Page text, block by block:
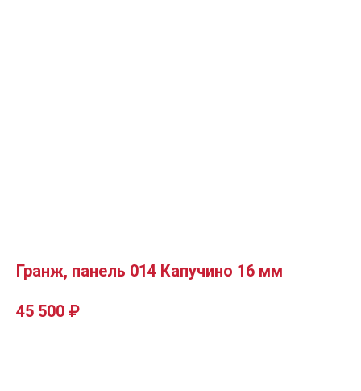
Гранж, панель 014 Капучино 16 мм
45 500 ₽